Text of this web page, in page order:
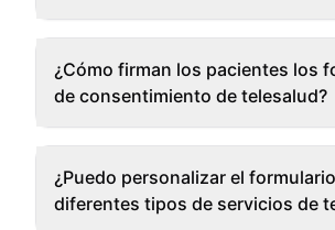
¿Cómo firman los pacientes los
de consentimiento de telesalud?
¿Puedo personalizar el
diferentes tipos de servicios de